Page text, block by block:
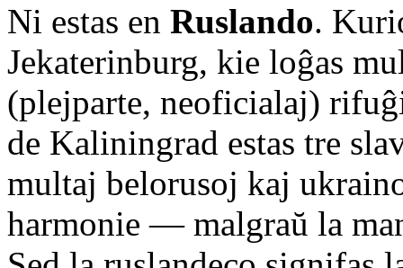
Ni estas en Ruslando.
Jekaterinburg, kie loĝas
(plejparte, neoficialaj)
de Kaliningrad estas tre
multaj belorusoj kaj
harmonie — malgraŭ la